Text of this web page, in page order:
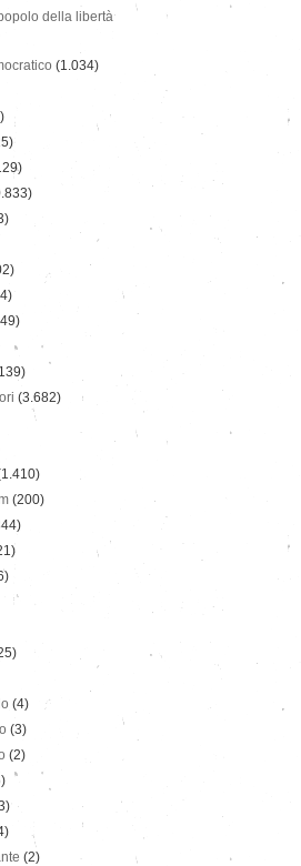
della libertà
(1.034)
(3.682)
(200)
(4)
(3)
(2)
(2)